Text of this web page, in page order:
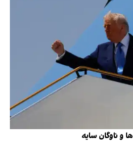
و ناوگان سایه